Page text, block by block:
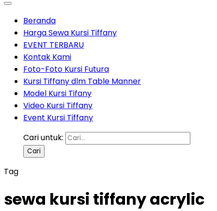
Beranda
Harga Sewa Kursi Tiffany
EVENT TERBARU
Kontak Kami
Foto-Foto Kursi Futura
Kursi Tiffany dlm Table Manner
Model Kursi Tifany
Video Kursi Tiffany
Event Kursi Tiffany
Cari untuk:
Tag
sewa kursi tiffany acrylic